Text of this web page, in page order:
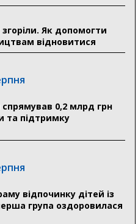
Як допомогти
відновитися
0,2 млрд грн
та підтримку
відпочинку дітей із
група оздоровилася